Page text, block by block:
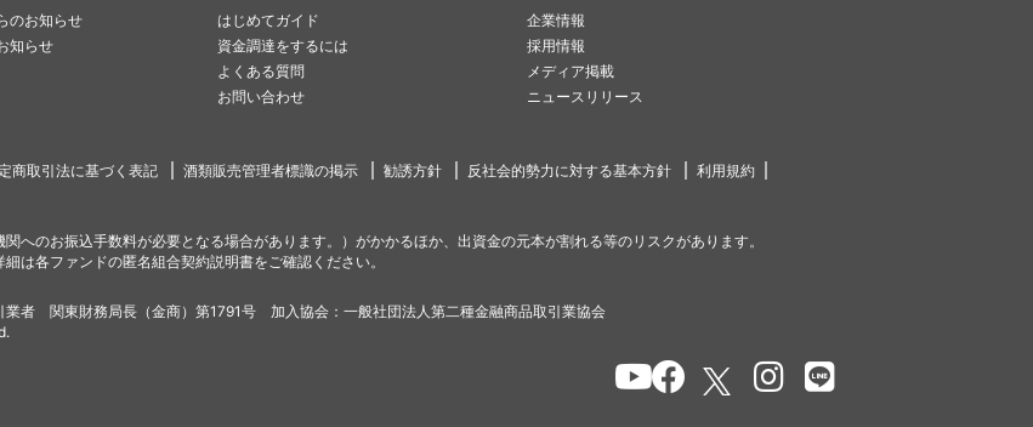
のお知らせ
知らせ
はじめてガイド
資金調達をするには
よくある質問
お問い合わせ
企業情報
採用情報
メディア掲載
ニュースリリース
商取引法に基づく表記 酒類販売管理者標識の掲示 勧誘方針 反社会的勢力に対する基本方針 利用規約
へのお振込手数料が必要となる場合があります。）がかかるほか、出資金の元本が割れる等のリスクがあります。
は各ファンドの匿名組合契約説明書をご確認ください。
者 関東財務局長（金商）第1791号 加入協会：一般社団法人第二種金融商品取引業協会